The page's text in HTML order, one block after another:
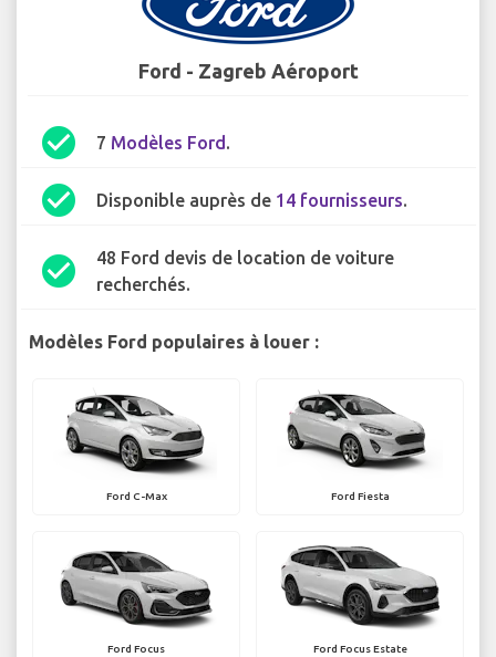
Ford - Zagreb Aéroport
check_circle 7 Modèles Ford.
check_circle Disponible auprès de 14 fournisseurs.
check_circle
48 Ford devis de location de voiture
recherchés.
Modèles Ford populaires à louer :
Ford C-Max Ford Fiesta
Ford Focus Ford Focus Estate